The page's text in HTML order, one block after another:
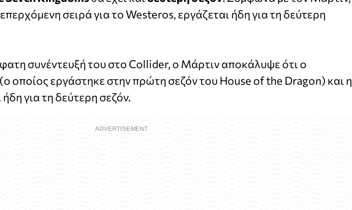
σειρά για το Westeros, εργάζεται ήδη για τη δεύτερη
συνέντευξή του στο Collider, ο Μάρτιν αποκάλυψε ότι ο
οποίος εργάστηκε στην πρώτη σεζόν του House of the Dragon) και η
για τη δεύτερη σεζόν.